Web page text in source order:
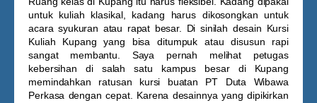
untuk kuliah klasikal, kadang harus dikosongkan untuk
acara syukuran atau rapat besar. Di sinilah desain Kursi
Kuliah Kupang yang bisa ditumpuk atau disusun rapi
sangat membantu. Saya pernah melihat petugas
kebersihan di salah satu kampus besar di Kupang
memindahkan ratusan kursi buatan PT Duta Wibawa
Perkasa dengan cepat. Karena desainnya yang dipikirkan